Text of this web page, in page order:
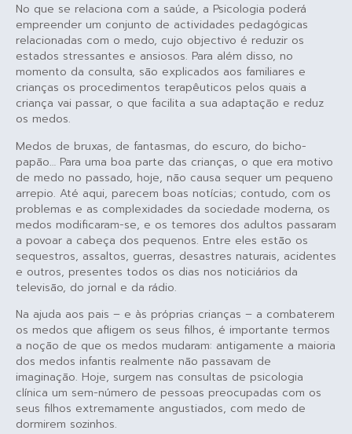
No que se relaciona com a saúde, a Psicologia poderá
empreender um conjunto de actividades pedagógicas
relacionadas com o medo, cujo objectivo é reduzir os
estados stressantes e ansiosos. Para além disso, no
momento da consulta, são explicados aos familiares e
crianças os procedimentos terapêuticos pelos quais a
criança vai passar, o que facilita a sua adaptação e reduz
os medos.
Medos de bruxas, de fantasmas, do escuro, do bicho-
papão… Para uma boa parte das crianças, o que era motivo
de medo no passado, hoje, não causa sequer um pequeno
arrepio. Até aqui, parecem boas notícias; contudo, com os
problemas e as complexidades da sociedade moderna, os
medos modificaram-se, e os temores dos adultos passaram
a povoar a cabeça dos pequenos. Entre eles estão os
sequestros, assaltos, guerras, desastres naturais, acidentes
e outros, presentes todos os dias nos noticiários da
televisão, do jornal e da rádio.
Na ajuda aos pais – e às próprias crianças – a combaterem
os medos que afligem os seus filhos, é importante termos
a noção de que os medos mudaram: antigamente a maioria
dos medos infantis realmente não passavam de
imaginação. Hoje, surgem nas consultas de psicologia
clínica um sem-número de pessoas preocupadas com os
seus filhos extremamente angustiados, com medo de
dormirem sozinhos.